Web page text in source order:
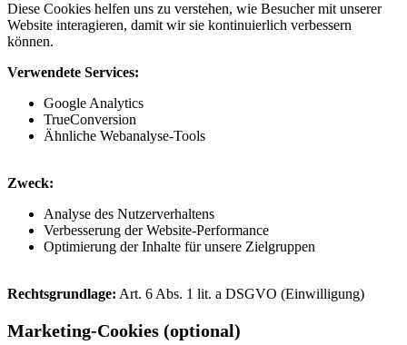
Diese Cookies helfen uns zu verstehen, wie Besucher mit unserer
Website interagieren, damit wir sie kontinuierlich verbessern
können.
Verwendete Services:
Google Analytics
TrueConversion
Ähnliche Webanalyse-Tools
Zweck:
Analyse des Nutzerverhaltens
Verbesserung der Website-Performance
Optimierung der Inhalte für unsere Zielgruppen
Rechtsgrundlage: Art. 6 Abs. 1 lit. a DSGVO (Einwilligung)
Marketing-Cookies (optional)